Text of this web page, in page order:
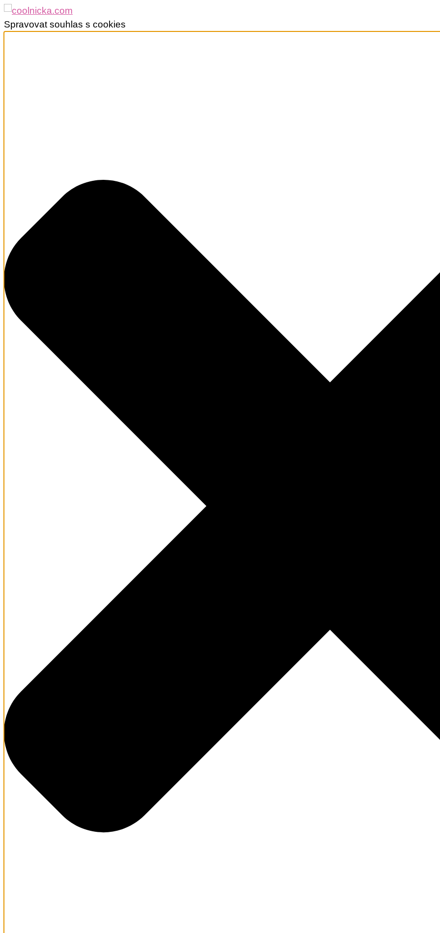
Spravovat souhlas s cookies